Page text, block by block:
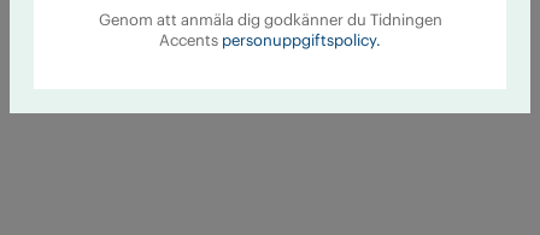
Genom att anmäla dig godkänner du Tidningen
Accents personuppgiftspolicy.